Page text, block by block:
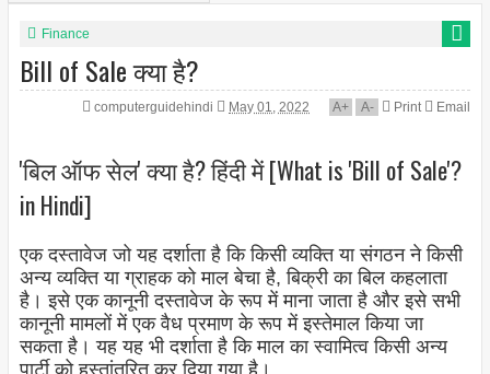
Finance
Bill of Sale क्या है?
computerguidehindi May 01, 2022 A+ A- Print Email
'बिल ऑफ सेल' क्या है? हिंदी में [What is 'Bill of Sale'?
in Hindi]
एक दस्तावेज जो यह दर्शाता है कि किसी व्यक्ति या संगठन ने किसी
अन्य व्यक्ति या ग्राहक को माल बेचा है, बिक्री का बिल कहलाता
है। इसे एक कानूनी दस्तावेज के रूप में माना जाता है और इसे सभी
कानूनी मामलों में एक वैध प्रमाण के रूप में इस्तेमाल किया जा
सकता है। यह यह भी दर्शाता है कि माल का स्वामित्व किसी अन्य